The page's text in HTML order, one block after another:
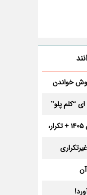
خواندن
“کلم پلو”
ساعت جدید پخش مردان آهنین 1405 + تکرار،